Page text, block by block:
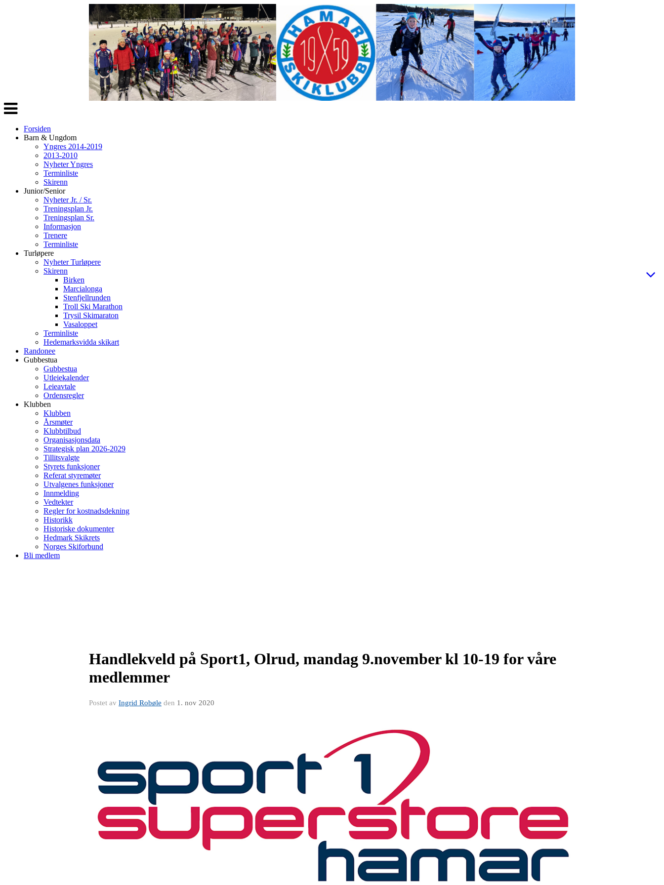
Veksle
navigasjon
Forsiden
Barn & Ungdom
Yngres 2014-2019
2013-2010
Nyheter Yngres
Terminliste
Skirenn
Junior/Senior
Nyheter Jr. / Sr.
Treningsplan Jr.
Treningsplan Sr.
Informasjon
Trenere
Terminliste
Turløpere
Nyheter Turløpere
Skirenn
Birken
Marcialonga
Stenfjellrunden
Troll Ski Marathon
Trysil Skimaraton
Vasaloppet
Terminliste
Hedemarksvidda skikart
Randonee
Gubbestua
Gubbestua
Utleiekalender
Leieavtale
Ordensregler
Klubben
Klubben
Årsmøter
Klubbtilbud
Organisasjonsdata
Strategisk plan 2026-2029
Tillitsvalgte
Styrets funksjoner
Referat styremøter
Utvalgenes funksjoner
Innmelding
Vedtekter
Regler for kostnadsdekning
Historikk
Historiske dokumenter
Hedmark Skikrets
Norges Skiforbund
Bli medlem
Handlekveld på Sport1, Olrud, mandag 9.november kl 10-19 for våre
medlemmer
Postet av Ingrid Robøle den 1. nov 2020